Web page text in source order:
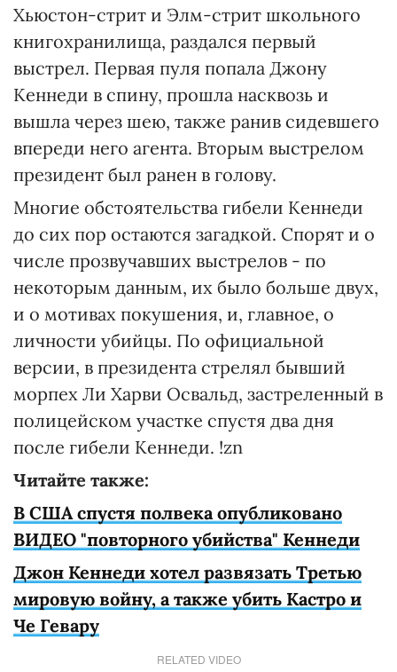
Хьюстон-стрит и Элм-стрит школьного
книгохранилища, раздался первый
выстрел. Первая пуля попала Джону
Кеннеди в спину, прошла насквозь и
вышла через шею, также ранив сидевшего
впереди него агента. Вторым выстрелом
президент был ранен в голову.
Многие обстоятельства гибели Кеннеди
до сих пор остаются загадкой. Спорят и о
числе прозвучавших выстрелов - по
некоторым данным, их было больше двух,
и о мотивах покушения, и, главное, о
личности убийцы. По официальной
версии, в президента стрелял бывший
морпех Ли Харви Освальд, застреленный в
полицейском участке спустя два дня
после гибели Кеннеди. !zn
Читайте также:
В США спустя полвека опубликовано
ВИДЕО "повторного убийства" Кеннеди
Джон Кеннеди хотел развязать Третью
мировую войну, а также убить Кастро и
Че Гевару
RELATED VIDEO